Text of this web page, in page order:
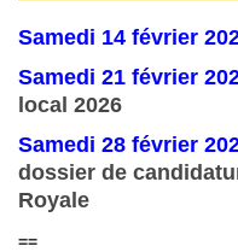
Samedi 14 février
Samedi 21 février
local 2026
Samedi 28 février
dossier de
Royale
==